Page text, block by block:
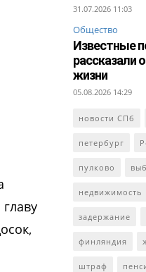
31.07.2026 11:03
Общество
Известные
рассказали
жизни
05.08.2026 14:29
новости СПб
петербург
пулково
недвижимость
задержание
финляндия
штраф